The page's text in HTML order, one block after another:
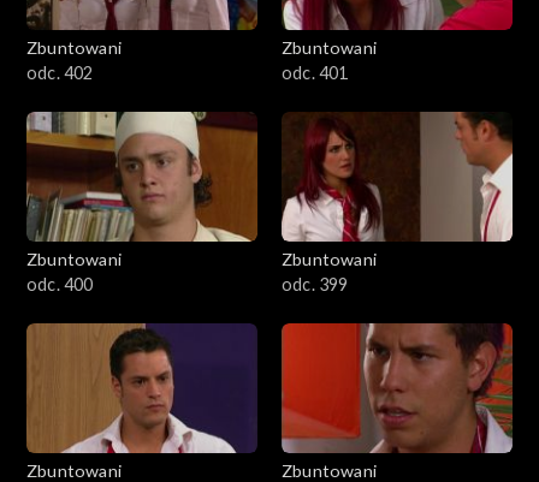
Zbuntowani
odc. 402
Zbuntowani
odc. 401
Zbuntowani
odc. 400
Zbuntowani
odc. 399
Zbuntowani
Zbuntowani